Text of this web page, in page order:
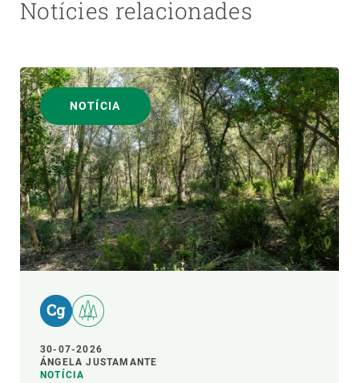
Notícies relacionades
NOTÍCIA
30-07-2026
ÁNGELA JUSTAMANTE
NOTÍCIA